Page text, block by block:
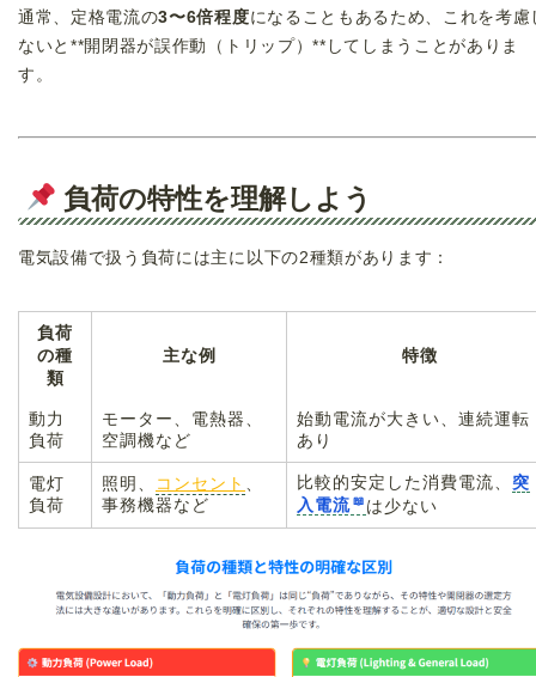
通常、定格電流の3〜6倍程度になることもあるため、これを考慮
ないと**開閉器が誤作動（トリップ）**してしまうことがありま
す。
負荷の特性を理解しよう
電気設備で扱う負荷には主に以下の2種類があります：
負荷
の種
類
主な例 特徴
動力
負荷
モーター、電熱器、
空調機など
始動電流が大きい、連続運転
あり
電灯
負荷
照明、 コンセント
事務機器など
比較的安定した消費電流、 突
入電流
は少ない